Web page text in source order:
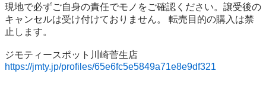
現地で必ずご⾃⾝の責任でモノをご確認ください。譲受後の
キャンセルは受け付けておりません。 転売⽬的の購⼊は禁
⽌します。
https://jmty.jp/profiles/65e6fc5e5849a71e8e9df321